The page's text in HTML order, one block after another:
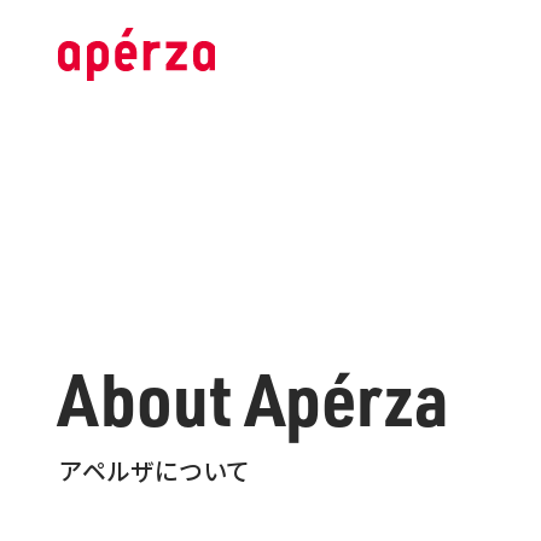
About Apérza
アペルザについて